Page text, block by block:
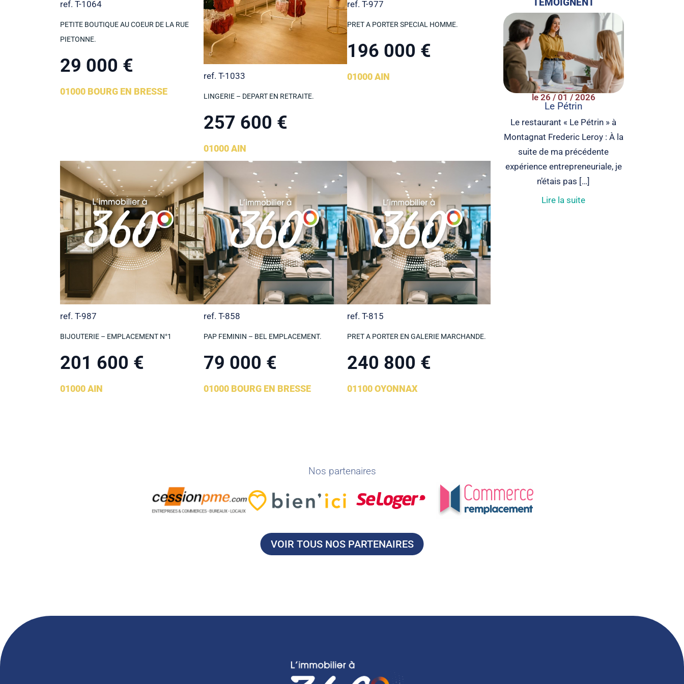
TÉMOIGNENT
le 26 / 01 / 2026
Le Pétrin
Le restaurant « Le Pétrin » à
Montagnat Frederic Leroy : À la
suite de ma précédente
expérience entrepreneuriale, je
n’étais pas […]
Lire la suite
ref. T-1064
PETITE BOUTIQUE AU COEUR DE LA RUE
PIETONNE.
29 000 €
01000 BOURG EN BRESSE
ref. T-1033
LINGERIE – DEPART EN RETRAITE.
257 600 €
01000 AIN
ref. T-977
PRET A PORTER SPECIAL HOMME.
196 000 €
01000 AIN
ref. T-987
BIJOUTERIE – EMPLACEMENT N°1
201 600 €
01000 AIN
ref. T-858
PAP FEMININ – BEL EMPLACEMENT.
79 000 €
01000 BOURG EN BRESSE
ref. T-815
PRET A PORTER EN GALERIE MARCHANDE.
240 800 €
01100 OYONNAX
Nos partenaires
VOIR TOUS NOS PARTENAIRES